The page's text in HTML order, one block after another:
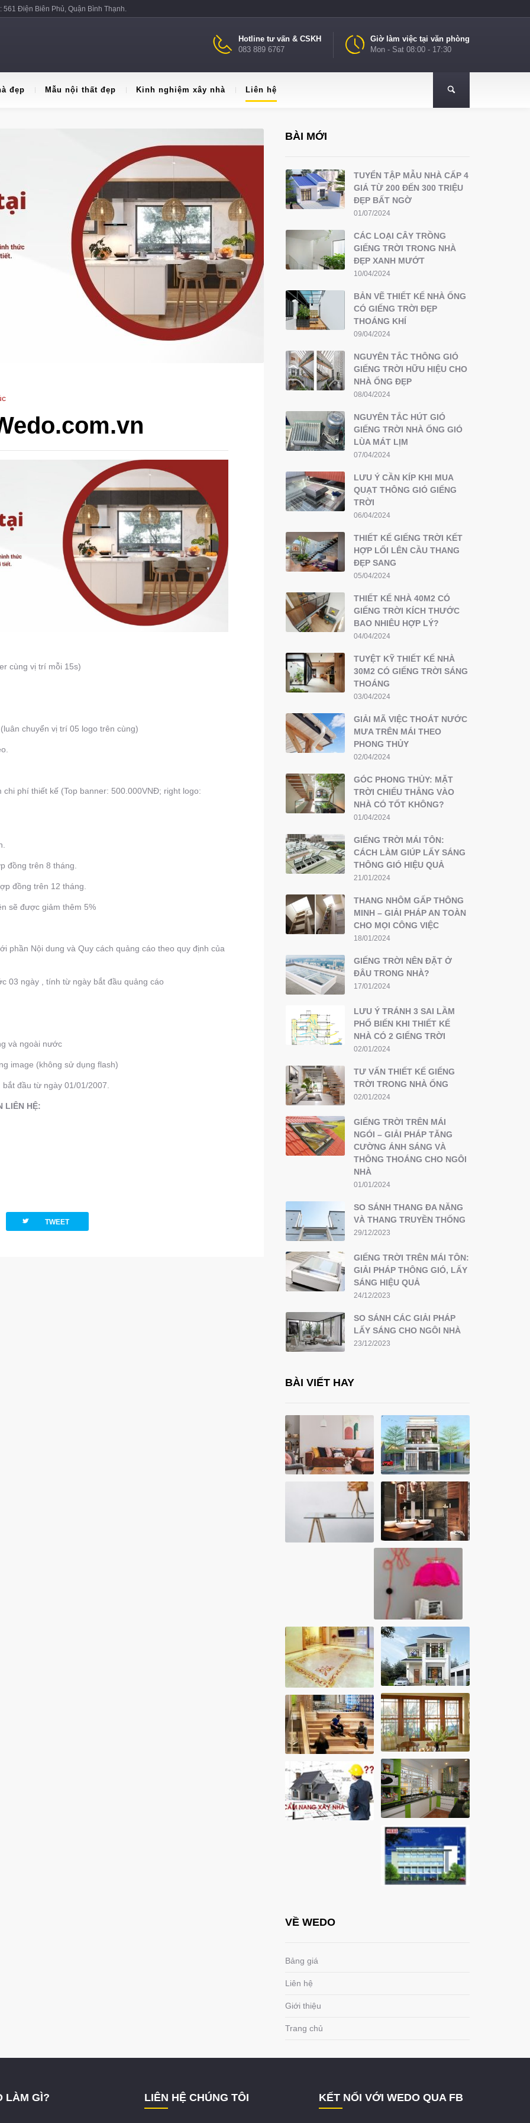
561 Điện Biên Phủ, Quận Bình Thạnh.
Giờ làm việc tại văn phòng
Mon - Sat 08:00 - 17:30
Hotline tư vấn & CSKH
083 889 6767
đẹp Mẫu nội thất đẹp Kinh nghiệm xây nhà Liên hệ
cùng vị trí mỗi 15s)
chuyển vị trí 05 logo trên cùng)
phí thiết kế (Top banner: 500.000VNĐ; right logo:
đồng trên 8 tháng.
đồng trên 12 tháng.
sẽ được giảm thêm 5%
phần Nội dung và Quy cách quảng cáo theo quy định của
03 ngày , tính từ ngày bắt đầu quảng cáo
và ngoài nước
image (không sử dụng flash)
đầu từ ngày 01/01/2007.
LIÊN HỆ:
twitterbird TWEET
BÀI MỚI
TUYỂN TẬP MẪU NHÀ CẤP 4
GIÁ TỪ 200 ĐẾN 300 TRIỆU
ĐẸP BẤT NGỜ
01/07/2024
CÁC LOẠI CÂY TRỒNG
GIẾNG TRỜI TRONG NHÀ
ĐẸP XANH MƯỚT
10/04/2024
BẢN VẼ THIẾT KẾ NHÀ ỐNG
CÓ GIẾNG TRỜI ĐẸP
THOÁNG KHÍ
09/04/2024
NGUYÊN TẮC THÔNG GIÓ
GIẾNG TRỜI HỮU HIỆU CHO
NHÀ ỐNG ĐẸP
08/04/2024
NGUYÊN TẮC HÚT GIÓ
GIẾNG TRỜI NHÀ ỐNG GIÓ
LÙA MÁT LỊM
07/04/2024
LƯU Ý CẦN KÍP KHI MUA
QUẠT THÔNG GIÓ GIẾNG
TRỜI
06/04/2024
THIẾT KẾ GIẾNG TRỜI KẾT
HỢP LỐI LÊN CẦU THANG
ĐẸP SANG
05/04/2024
THIẾT KẾ NHÀ 40M2 CÓ
GIẾNG TRỜI KÍCH THƯỚC
BAO NHIÊU HỢP LÝ?
04/04/2024
TUYỆT KỸ THIẾT KẾ NHÀ
30M2 CÓ GIẾNG TRỜI SÁNG
THOÁNG
03/04/2024
GIẢI MÃ VIỆC THOÁT NƯỚC
MƯA TRÊN MÁI THEO
PHONG THỦY
02/04/2024
GÓC PHONG THỦY: MẶT
TRỜI CHIẾU THẲNG VÀO
NHÀ CÓ TỐT KHÔNG?
01/04/2024
GIẾNG TRỜI MÁI TÔN:
CÁCH LÀM GIÚP LẤY SÁNG
THÔNG GIÓ HIỆU QUẢ
21/01/2024
THANG NHÔM GẤP THÔNG
MINH – GIẢI PHÁP AN TOÀN
CHO MỌI CÔNG VIỆC
18/01/2024
GIẾNG TRỜI NÊN ĐẶT Ở
ĐÂU TRONG NHÀ?
17/01/2024
LƯU Ý TRÁNH 3 SAI LẦM
PHỔ BIẾN KHI THIẾT KẾ
NHÀ CÓ 2 GIẾNG TRỜI
02/01/2024
TƯ VẤN THIẾT KẾ GIẾNG
TRỜI TRONG NHÀ ỐNG
02/01/2024
GIẾNG TRỜI TRÊN MÁI
NGÓI – GIẢI PHÁP TĂNG
CƯỜNG ÁNH SÁNG VÀ
THÔNG THOÁNG CHO NGÔI
NHÀ
01/01/2024
SO SÁNH THANG ĐA NĂNG
VÀ THANG TRUYỀN THỐNG
29/12/2023
GIẾNG TRỜI TRÊN MÁI TÔN:
GIẢI PHÁP THÔNG GIÓ, LẤY
SÁNG HIỆU QUẢ
24/12/2023
SO SÁNH CÁC GIẢI PHÁP
LẤY SÁNG CHO NGÔI NHÀ
23/12/2023
BÀI VIẾT HAY
VỀ WEDO
Bảng giá
Liên hệ
Giới thiệu
Trang chủ
LÀM GÌ? LIÊN HỆ CHÚNG TÔI KẾT NỐI VỚI WEDO QUA FB